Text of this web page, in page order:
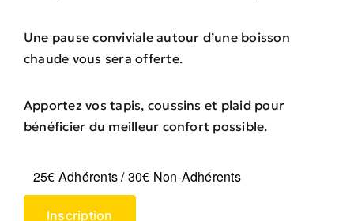
Une pause conviviale autour d’une boisson
chaude vous sera offerte.
Apportez vos tapis, coussins et plaid pour
bénéficier du meilleur confort possible.
25€ Adhérents / 30€ Non-Adhérents
Inscription